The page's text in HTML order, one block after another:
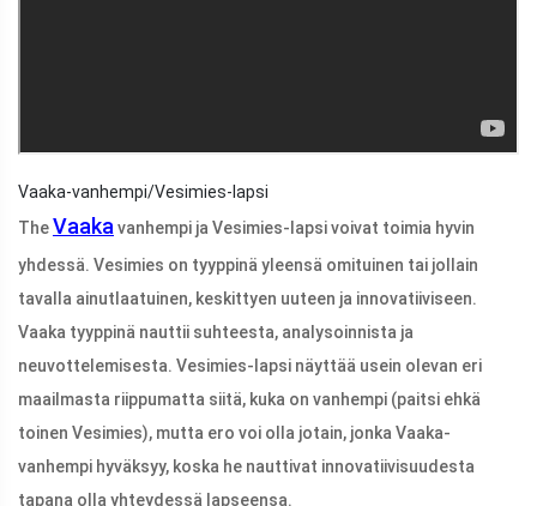
Vaaka-vanhempi/Vesimies-lapsi
TheVaaka vanhempi ja Vesimies-lapsi voivat toimia hyvin
yhdessä. Vesimies on tyyppinä yleensä omituinen tai jollain
tavalla ainutlaatuinen, keskittyen uuteen ja innovatiiviseen.
Vaaka tyyppinä nauttii suhteesta, analysoinnista ja
neuvottelemisesta. Vesimies-lapsi näyttää usein olevan eri
maailmasta riippumatta siitä, kuka on vanhempi (paitsi ehkä
toinen Vesimies), mutta ero voi olla jotain, jonka Vaaka-
vanhempi hyväksyy, koska he nauttivat innovatiivisuudesta
tapana olla yhteydessä lapseensa.